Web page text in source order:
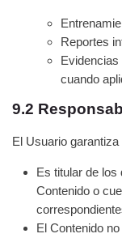
Reportes
Evidencias
cuando
9.2
El Usuario garantiza
Es titular de
Contenido o
El Contenido